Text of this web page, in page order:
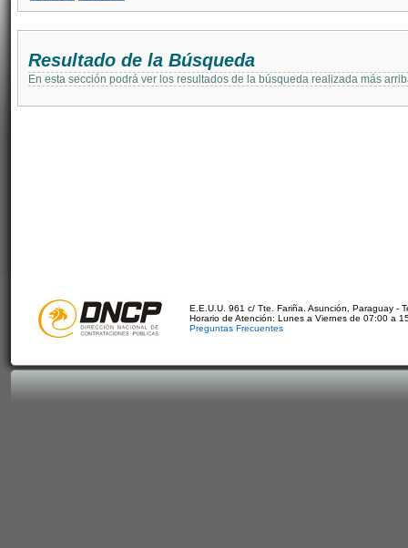
Resultado de la Búsqueda
En esta sección podrá ver los resultados de la búsqueda realizada más
E.E.U.U. 961 c/ Tte. Fariña. Asunción, Paraguay -
Horario de Atención: Lunes a Viernes de 07:00 a
Preguntas Frecuentes